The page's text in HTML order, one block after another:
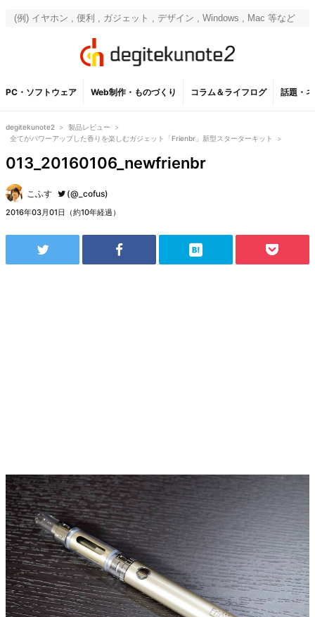
PC・ソフトウェア Web制作・ものづくり コラム＆ライフログ 話題・
degitekunote2 > 製品レビュー
>
全てがパワーアップした香りを楽しむガジェット「Frienbr」新型スターターキット
>
013_20160106_newfrienbr
こふす (@_cofus)
2016年03月01日（約10年経過）